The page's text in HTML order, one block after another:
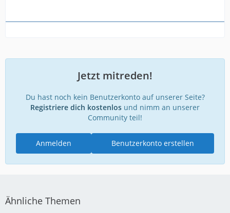
Jetzt mitreden!
Du hast noch kein Benutzerkonto auf unserer Seite?
Registriere dich kostenlos und nimm an unserer
Community teil!
Benutzerkonto erstellen
Anmelden
Ähnliche Themen